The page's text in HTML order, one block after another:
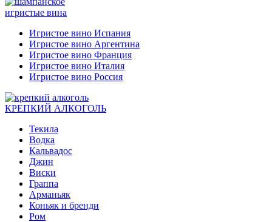
игристые вина
Игристое вино Испания
Игристое вино Аргентина
Игристое вино Франция
Игристое вино Италия
Игристое вино Россия
КРЕПКИЙ АЛКОГОЛЬ
Текила
Водка
Кальвадос
Джин
Виски
Граппа
Арманьяк
Коньяк и бренди
Ром